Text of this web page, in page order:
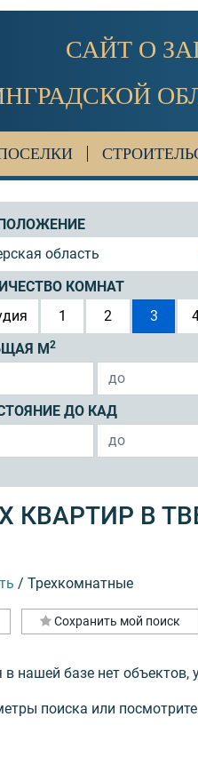
САЙТ О
область
КОМНАТ
1 2 3
М 2
ДО КАД
В
/ Трехкомнатные
Сохранить мой поиск
нашей базе нет
поиска или